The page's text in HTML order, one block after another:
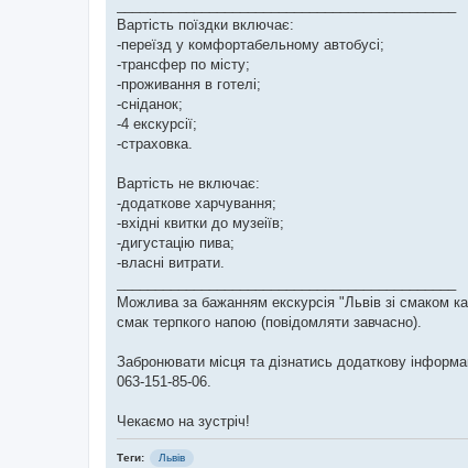
Вартість поїздки включає:
-переїзд у комфортабельному автобусі;
-трансфер по місту;
-проживання в готелі;
-сніданок;
-4 екскурсії;
-страховка.
Вартість не включає:
-додаткове харчування;
-вхідні квитки до музеіїв;
-дигустацію пива;
-власні витрати.
Можлива за бажанням екскурсія "Львів зі смаком
смак терпкого напою (повідомляти завчасно).
Забронювати місця та дізнатись додаткову
063-151-85-06.
Чекаємо на зустріч!
Теги: Львів